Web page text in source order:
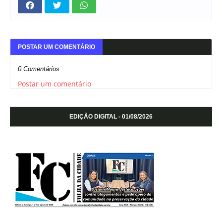
POSTAR UM COMENTÁRIO
0 Comentários
Postar um comentário
EDIÇÃO DIGITAL - 01/08/2026